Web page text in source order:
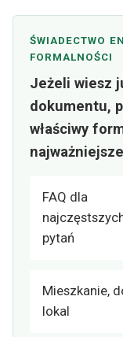
ŚWIADECTWO
FORMALNOŚCI
Jeżeli wiesz
dokumentu,
właściwy
FAQ dla
pytań
Mieszkanie,
lokal